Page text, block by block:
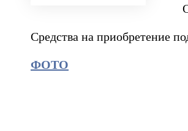
Средства на приобретение
ФОТО